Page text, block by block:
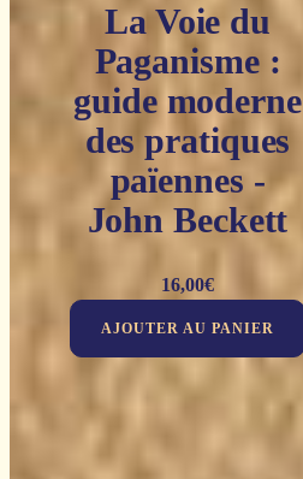
La Voie du
Paganisme :
guide moderne
des pratiques
païennes -
John Beckett
16,00€
AJOUTER AU PANIER